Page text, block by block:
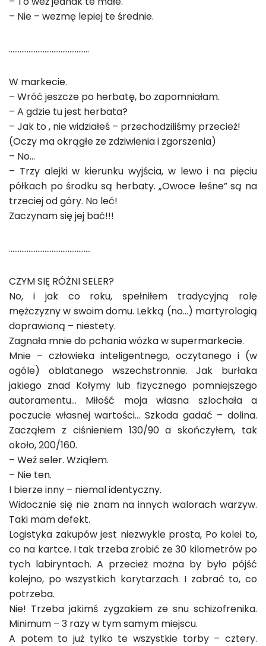
– Nie – wezmę lepiej te średnie.
………………………………………
W markecie.
– Wróć jeszcze po herbatę, bo zapomniałam.
– A gdzie tu jest herbata?
– Jak to , nie widziałeś – przechodziliśmy przecież!
(Oczy ma okrągłe ze zdziwienia i zgorszenia)
– No…
– Trzy alejki w kierunku wyjścia, w lewo i na pięciu
półkach po środku są herbaty. „Owoce leśne” są na
trzeciej od góry. No leć!
Zaczynam się jej bać!!!
……………………………………….
CZYM SIĘ RÓŻNI SELER?
No, i jak co roku, spełniłem tradycyjną rolę
mężczyzny w swoim domu. Lekką (no…) martyrologią
doprawioną – niestety.
Zagnała mnie do pchania wózka w supermarkecie.
Mnie – człowieka inteligentnego, oczytanego i (w
ogóle) oblatanego wszechstronnie. Jak burłaka
jakiego znad Kołymy lub fizycznego pomniejszego
autoramentu… Miłość moja własna szlochała a
poczucie własnej wartości… Szkoda gadać – dolina.
Zacząłem z ciśnieniem 130/90 a skończyłem, tak
około, 200/160.
– Weź seler. Wziąłem.
– Nie ten.
I bierze inny – niemal identyczny.
Widocznie się nie znam na innych walorach warzyw.
Taki mam defekt.
Logistyka zakupów jest niezwykle prosta, Po kolei to,
co na kartce. I tak trzeba zrobić ze 30 kilometrów po
tych labiryntach. A przecież można by było pójść
kolejno, po wszystkich korytarzach. I zabrać to, co
potrzeba.
Nie! Trzeba jakimś zygzakiem ze snu schizofrenika.
Minimum – 3 razy w tym samym miejscu.
A potem to już tylko te wszystkie torby – cztery.